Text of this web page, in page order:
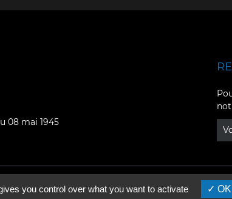
08 mai 1945
YouTube
you control over what you want to activate